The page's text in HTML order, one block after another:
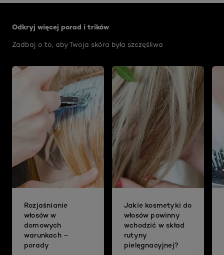
Odkryj więcej porad i trików
Zadbaj o to, aby Twoja skóra była szczęśliwa
Rozjaśnianie
włosów w
domowych
warunkach –
porady
Jakie kosmetyki do
włosów powinny
wchodzić w skład
rutyny
pielęgnacyjnej?